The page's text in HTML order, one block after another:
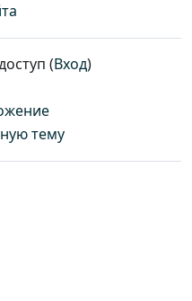
(Вход)
тему